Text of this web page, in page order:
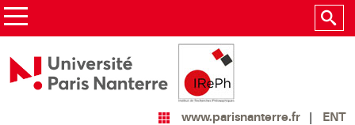
www.parisnanterre.fr ENT